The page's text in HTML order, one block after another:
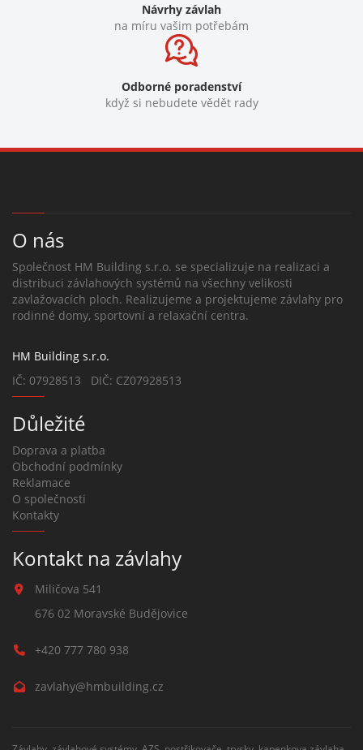
Návrhy závlah
na míru vašim potřebám
Odborné poradenství
když si nebudete vědět rady
O nás
Společnost HM Building s.r.o. se specializuje na realizaci a
distribuci závlahových systémů na všechny velikosti
zavlažovacích ploch. Realizujeme a projektujeme závlahy pro
rodinné domy, sportovní a relaxační centra.
HM Building s.r.o.
IČ: 07928513 DIČ: CZ07928513
Důležité
Doprava a platba
Obchodní podmínky
Reklamace
O společnosti
Kontakty
Kontakt na závlahy
Miličova 541
676 02 Moravské Budějovice
+420 777 780 938
zavlahy@hmbuilding.cz